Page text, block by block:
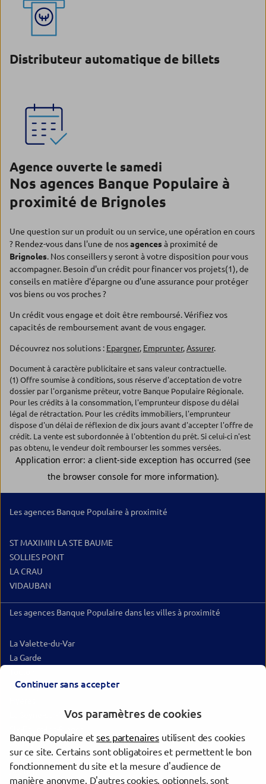
Distributeur automatique de billets
Agence ouverte le samedi
Nos agences Banque Populaire à
proximité de Brignoles
Une question sur un produit ou un service, une opération en cours
? Rendez-vous dans l'une de nosagencesà proximité de
Brignoles. Nos conseillers y seront à votre disposition pour vous
accompagner. Besoin d'un crédit pour financer vos projets(1), de
conseils en matière d'épargne ou d'une assurance pour protéger
vos biens ou vos proches ?
Un crédit vous engage et doit être remboursé. Vérifiez vos
capacités de remboursement avant de vous engager.
Découvrez nos solutions : Epargner, Emprunter,Assurer.
Document à caractère publicitaire et sans valeur contractuelle.
(1) Offre soumise à conditions, sous réserve d'acceptation de votre
dossier par l'organisme prêteur, votre Banque Populaire Régionale.
Pour les crédits à la consommation, l'emprunteur dispose du délai
légal de rétractation. Pour les crédits immobiliers, l'emprunteur
dispose d'un délai de réflexion de dix jours avant d'accepter l'offre de
crédit. La vente est subordonnée à l'obtention du prêt. Si celui-ci n'est
pas obtenu, le vendeur doit rembourser les sommes versées.
Les agences Banque Populaire à proximité
ST MAXIMIN LA STE BAUME
SOLLIES PONT
LA CRAU
VIDAUBAN
Les agences Banque Populaire dans les villes à proximité
La Valette-du-Var
La Garde
Draguignan
La Seyne-sur-Mer
Aubagne
La Ciotat
Allauch
Continuer sans accepter
Vos paramètres de cookies
Banque Populaire etses partenaires utilisent des cookies
sur ce site. Certains sont obligatoires et permettent le bon
fonctionnement du site et la mesure d'audience de
manière anonyme. D'autres cookies, optionnels, sont